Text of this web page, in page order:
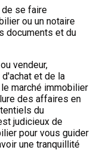
se faire
ou un notaire
documents et du
vendeur,
et de la
marché immobilier
des affaires en
du
judicieux de
pour vous guider
une tranquillité